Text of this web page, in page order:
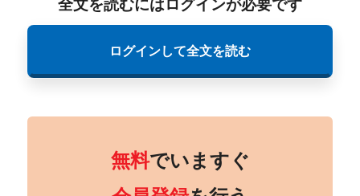
全文を読むにはログインが必要です
ログインして全文を読む
無料でいますぐ